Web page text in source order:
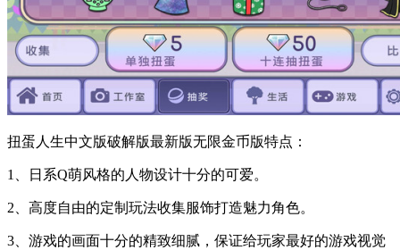
扭蛋人生中文版破解版最新版无限金币版特点：
1、日系Q萌风格的人物设计十分的可爱。
2、高度自由的定制玩法收集服饰打造魅力角色。
3、游戏的画面十分的精致细腻，保证给玩家最好的游戏视觉